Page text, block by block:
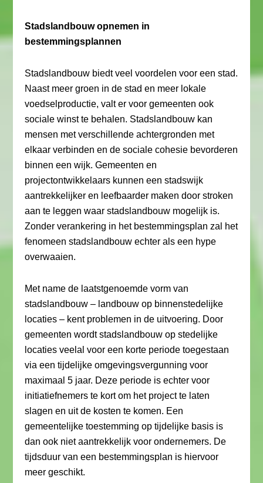
Stadslandbouw opnemen in
bestemmingsplannen
Stadslandbouw biedt veel voordelen voor een stad.
Naast meer groen in de stad en meer lokale
voedselproductie, valt er voor gemeenten ook
sociale winst te behalen. Stadslandbouw kan
mensen met verschillende achtergronden met
elkaar verbinden en de sociale cohesie bevorderen
binnen een wijk. Gemeenten en
projectontwikkelaars kunnen een stadswijk
aantrekkelijker en leefbaarder maken door stroken
aan te leggen waar stadslandbouw mogelijk is.
Zonder verankering in het bestemmingsplan zal het
fenomeen stadslandbouw echter als een hype
overwaaien.
Met name de laatstgenoemde vorm van
stadslandbouw – landbouw op binnenstedelijke
locaties – kent problemen in de uitvoering. Door
gemeenten wordt stadslandbouw op stedelijke
locaties veelal voor een korte periode toegestaan
via een tijdelijke omgevingsvergunning voor
maximaal 5 jaar. Deze periode is echter voor
initiatiefnemers te kort om het project te laten
slagen en uit de kosten te komen. Een
gemeentelijke toestemming op tijdelijke basis is
dan ook niet aantrekkelijk voor ondernemers. De
tijdsduur van een bestemmingsplan is hiervoor
meer geschikt.